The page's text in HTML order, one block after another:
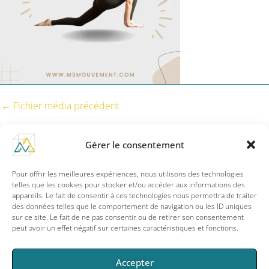
Gérer le consentement
Pour offrir les meilleures expériences, nous utilisons des technologies
telles que les cookies pour stocker et/ou accéder aux informations des
appareils. Le fait de consentir à ces technologies nous permettra de traiter
des données telles que le comportement de navigation ou les ID uniques
sur ce site. Le fait de ne pas consentir ou de retirer son consentement
peut avoir un effet négatif sur certaines caractéristiques et fonctions.
Accepter
← Fichier média précédent
F
a
c
e
b
o
o
-
I
n
s
t
a
g
m
info@m3mouvement.com